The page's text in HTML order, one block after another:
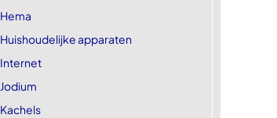
Hema
Huishoudelijke apparaten
Internet
Jodium
Kachels